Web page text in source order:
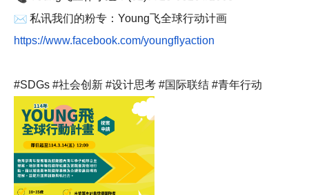
私讯我们的粉专：Young飞全球行动计画
https://www.facebook.com/youngflyaction
#SDGs #社会创新 #设计思考 #国际联结 #青年行动